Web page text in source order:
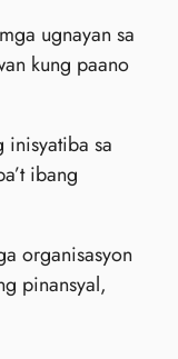
ugnayan sa
kung paano
inisyatiba sa
ibang
organisasyon
pinansyal,